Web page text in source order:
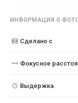
ИНФОРМАЦИЯ О
Сделано с
Фокусное
Выдержка